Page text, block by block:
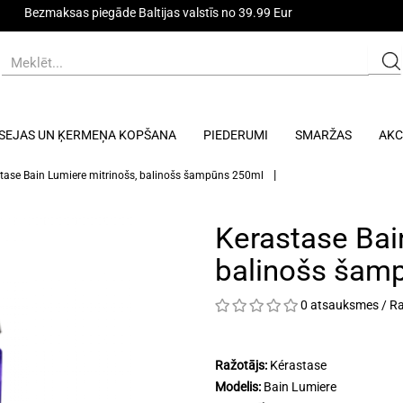
Bezmaksas piegāde Baltijas valstīs no 39.99 Eur
UN ĶERMEŅA KOPŠANA PIEDERUMI SMARŽAS
Bain Lumiere mitrinošs, balinošs šampūns 250ml
Kerastase
balinošs
0 atsauksmes /
Ražotājs: Kérastase
Modelis: Bain Lumiere